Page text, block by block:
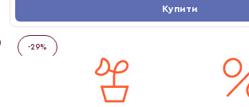
Купити
-29%